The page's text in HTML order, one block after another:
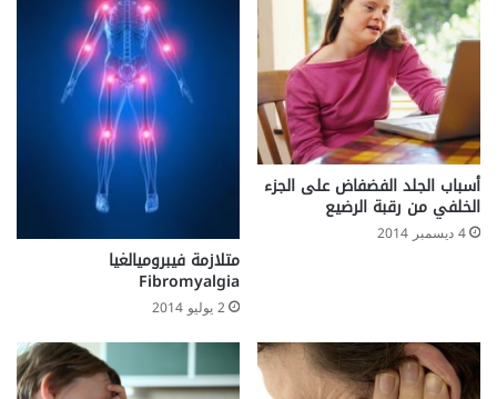
أسباب الجلد الفضفاض على الجزء
الخلفي من رقبة الرضيع
4 ديسمبر 2014
متلازمة فيبروميالغيا
Fibromyalgia
2 يوليو 2014